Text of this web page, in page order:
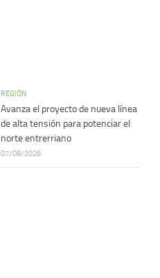
REGIÓN
Avanza el proyecto de nueva línea
de alta tensión para potenciar el
norte entrerriano
07/08/2026